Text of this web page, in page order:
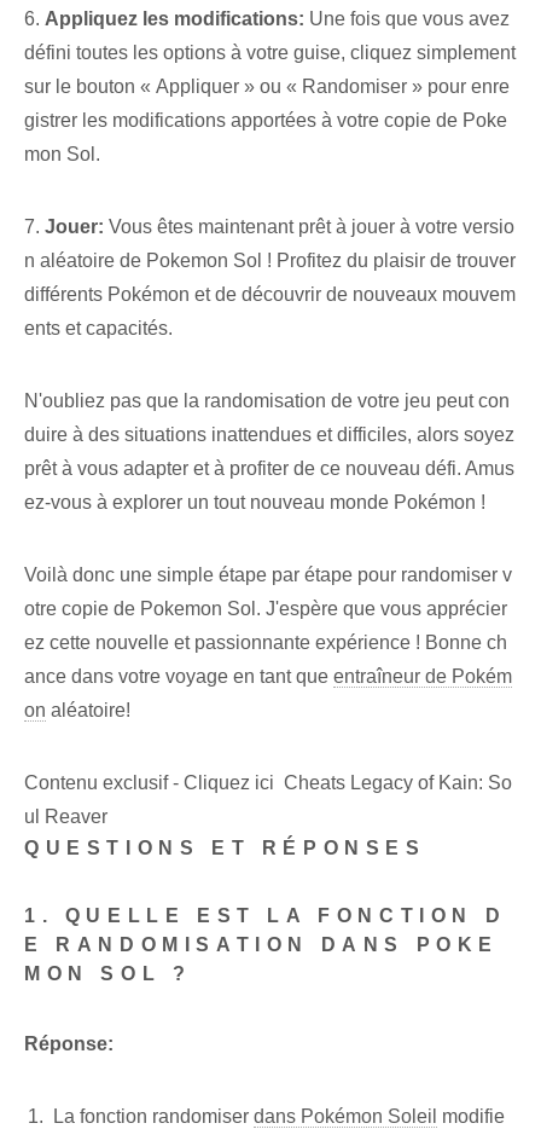
6. Appliquez les modifications: Une fois que vous avez
défini toutes les options à votre guise, cliquez simplement
sur le bouton « Appliquer » ou « Randomiser » pour enre
gistrer les modifications apportées à votre copie de Poke
mon Sol.
7. Jouer: Vous êtes maintenant prêt à jouer à votre versio
n aléatoire de Pokemon Sol ! Profitez du plaisir de trouver
différents Pokémon et de découvrir de nouveaux mouvem
ents et capacités.
N'oubliez pas que la randomisation de votre jeu peut con
duire à des situations inattendues et difficiles, alors soyez
prêt à vous adapter et à profiter de ce nouveau défi. Amus
ez-vous à explorer un tout nouveau monde Pokémon !
Voilà donc une simple étape par étape pour randomiser v
otre copie de Pokemon Sol. J'espère que vous apprécier
ez cette nouvelle et passionnante expérience ! Bonne ch
ance dans votre voyage en tant que entraîneur de Pokém
on aléatoire!
Contenu exclusif - Cliquez ici Cheats Legacy of Kain: So
ul Reaver
QUESTIONS ET RÉPONSES
1. QUELLE EST LA FONCTION D
E RANDOMISATION DANS POKE
MON SOL ?
Réponse:
La fonction randomiser dans Pokémon Soleil modifie